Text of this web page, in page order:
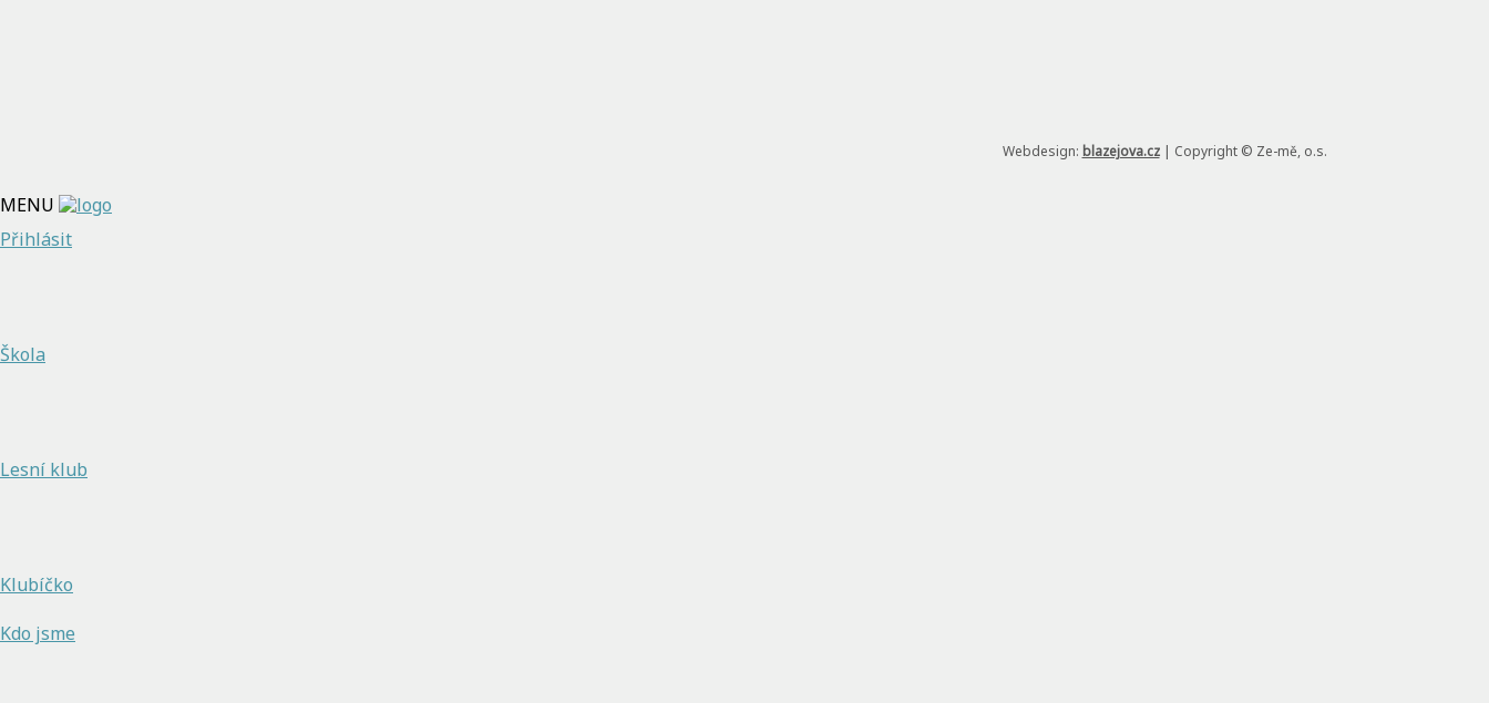
Webdesign: blazejova.cz| Copyright © Ze-mě, o.s.
MENU
Přihlásit
Škola
Lesní klub
Klubíčko
Kdo jsme